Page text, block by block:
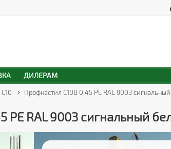
Профнастил С10В 0,45 PE RAL 9003
PE RAL 9003 сигнальный
ДИЛЕРАМ